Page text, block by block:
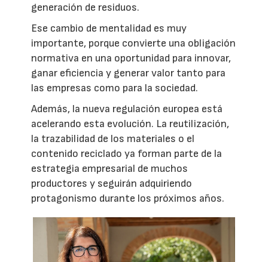
generación de residuos.
Ese cambio de mentalidad es muy
importante, porque convierte una obligación
normativa en una oportunidad para innovar,
ganar eficiencia y generar valor tanto para
las empresas como para la sociedad.
Además, la nueva regulación europea está
acelerando esta evolución. La reutilización,
la trazabilidad de los materiales o el
contenido reciclado ya forman parte de la
estrategia empresarial de muchos
productores y seguirán adquiriendo
protagonismo durante los próximos años.